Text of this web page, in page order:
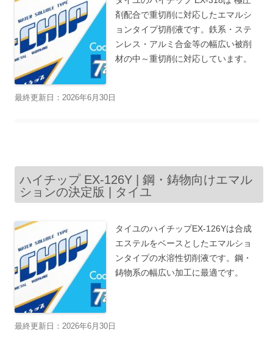
剤配合で重切削に対応したエマルシ
ョンタイプ切削液です。鉄系・ステ
ンレス・アルミ合金等の幅広い被削
材の中～重切削に対応しています。
最終更新日：2026年6月30日
ハイチップ EX-126Y | 鋼・鋳物向けエマル
ションの決定版 | タイユ
タイユのハイチップEX-126Yは合成
エステルをベースとしたエマルショ
ンタイプの水溶性切削液です。鋼・
鋳物系の幅広い加工に最適です。
最終更新日：2026年6月30日